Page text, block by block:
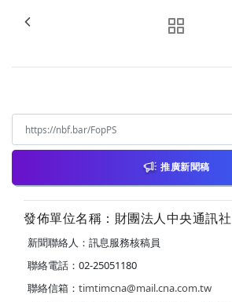
推廣新聞稿
發佈單位名稱：財團法人中央通訊社
新聞聯絡人：訊息服務核稿員
聯絡電話：02-25051180
聯絡信箱： timtimcna@mail.cna.com.tw